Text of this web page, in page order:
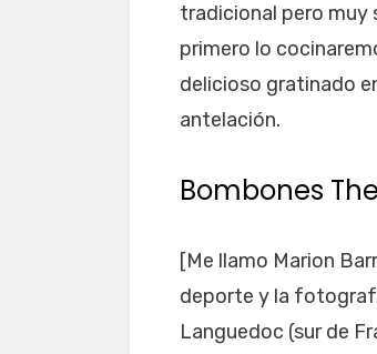
tradicional pero muy
primero lo
delicioso gratinado
antelación.
Bombones
[Me llamo Marion
deporte y la
Languedoc (sur de